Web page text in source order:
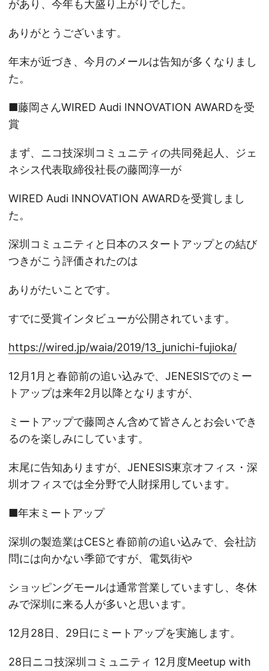
があり、今年も大盛り上がりでした。
ありがとうございます。
年末が近づき、今月のメールは告知が多くなりまし
た。
■藤岡さんWIRED Audi INNOVATION AWARDを受
賞
まず、ニコ技深圳コミュニティの共同発起人、ジェ
ネシス代表取締役社長の藤岡淳一が
WIRED Audi INNOVATION AWARDを受賞しまし
た。
深圳コミュニティと日本のスタートアップとの結び
つきがこう評価されたのは
ありがたいことです。
すでに受賞インタビューが公開されています。
https://wired.jp/waia/2019/13_junichi-fujioka/
12月1月と春節前の追い込みで、JENESISでのミー
トアップは来年2月以降となりますが、
ミートアップで藤岡さん含めて皆さんとお会いでき
るのを楽しみにしています。
末尾に告知ありますが、JENESIS東京オフィス・深
圳オフィスでは全分野で人財採用しています。
■年末ミートアップ
深圳の製造業はCESと春節前の追い込みで、会社訪
問には向かない季節ですが、電気街や
ショッピングモールは通常営業していますし、冬休
みで深圳に来る人が多いと思います。
12月28日、29日にミートアップを実施します。
28日ニコ技深圳コミュニティ 12月度Meetup with